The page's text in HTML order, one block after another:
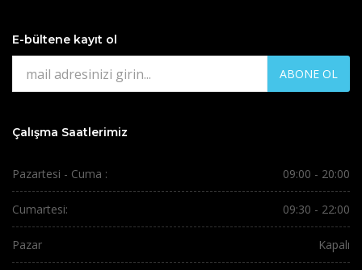
E-bültene kayıt ol
ABONE OL
Çalışma Saatlerimiz
Pazartesi - Cuma : 09:00 - 20:00
Cumartesi: 09:30 - 22:00
Pazar Kapalı